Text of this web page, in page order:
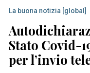
r
c
h
f
o
La buona notizia [global]
Stato Covid-
per l’invio